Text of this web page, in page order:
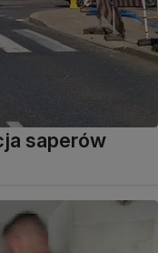
saperów